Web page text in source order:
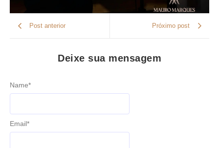
Post anterior Próximo post
Deixe sua mensagem
Name*
Email*